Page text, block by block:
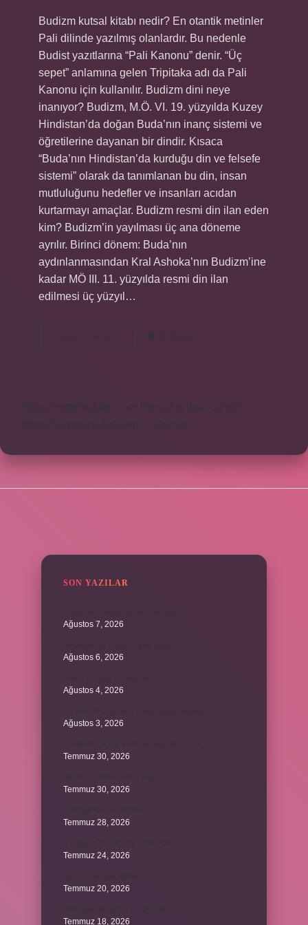
Budizm kutsal kitabı nedir? En otantik metinler
Pali dilinde yazılmış olanlardır. Bu nedenle
Budist yazıtlarına “Pali Kanonu” denir. “Üç
sepet” anlamına gelen Tripitaka adı da Pali
Kanonu için kullanılır. Budizm dini neye
inanıyor? Budizm, M.Ö. VI. 19. yüzyılda Kuzey
Hindistan’da doğan Buda’nın inanç sistemi ve
öğretilerine dayanan bir dindir. Kısaca
“Buda’nın Hindistan’da kurduğu din ve felsefe
sistemi” olarak da tanımlanan bu din, insan
mutluluğunu hedefler ve insanları acıdan
kurtarmayı amaçlar. Budizm resmi din ilan eden
kim? Budizm’in yayılması üç ana döneme
ayrılır. Birinci dönem: Buda’nın
aydınlanmasından Kral Ashoka’nın Budizm’ine
kadar MÖ III. 11. yüzyılda resmi din ilan
edilmesi üç yüzyıl…
Devamını okuyun
Dininin
8 Yorum
https://motorkulubu.com
https://mcifuar.com.tr
https://saytasinsaat.com.tr Sitemap
SON YAZILAR
Ağustos 7, 2026
Ağustos 6, 2026
Ağustos 4, 2026
Ağustos 3, 2026
Temmuz 30, 2026
Temmuz 30, 2026
Temmuz 28, 2026
Temmuz 24, 2026
Temmuz 20, 2026
Temmuz 18, 2026